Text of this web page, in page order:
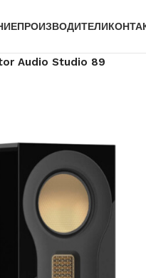
ПРОИЗВОДИТЕЛИ
Audio Studio 89